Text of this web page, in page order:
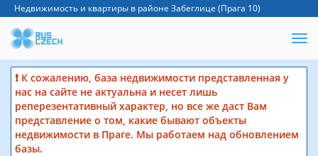
Недвижимость и квартиры в районе Забеглице (Прага 10)
❗ К сожалению, база недвижимости представленная у
нас на сайте не актуальна и несет лишь
реперезентативный характер, но все же даст Вам
представление о том, какие бывают объекты
недвижимости в Праге. Мы работаем над обновлением
базы.